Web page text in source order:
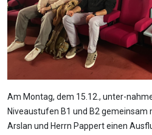
Am Montag, dem 15.12., unter-
Niveaustufen B1 und B2 gemeinsam
Arslan und Herrn Pappert einen